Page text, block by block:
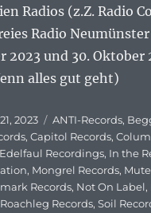
Radios (z.Z. Radio
Radio Neumünster
2023 und 30. Oktober
alles gut geht)
2023 Schlagwörter
ANTI-Records,
,Capitol Records,
Edelfaul Recordings, In the
, Mongrel Records, Mute
Records, Not On Label,
Roachleg Records,Soil